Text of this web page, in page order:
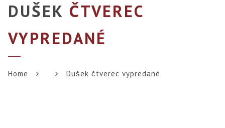
DUŠEK ČTVEREC
VYPREDANÉ
Home Dušek čtverec vypredané